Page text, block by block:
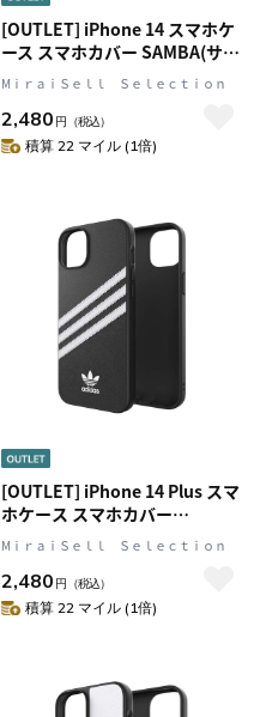
[OUTLET] iPhone 14 スマホケ
ース スマホカバー SAMBA(サン
バ)シリーズ ロゴ Black(ブラッ
Originals[アディダス オリジナ
ルス]
MⅰｒａｉＳｅｌｌ Ｓｅｌｅｃｔｉｏｎ
2,480 円 （税込）
積算 22 マイル (1倍)
[OUTLET] iPhone 14 Plus スマ
ホケース スマホカバー
SAMBA(サンバ)シリーズ ロゴ
Black(ブラック)/White(ホワイ
ト) adidas Originals[アディダ
ス オリジナルス]
MⅰｒａｉＳｅｌｌ Ｓｅｌｅｃｔｉｏｎ
2,480 円 （税込）
積算 22 マイル (1倍)